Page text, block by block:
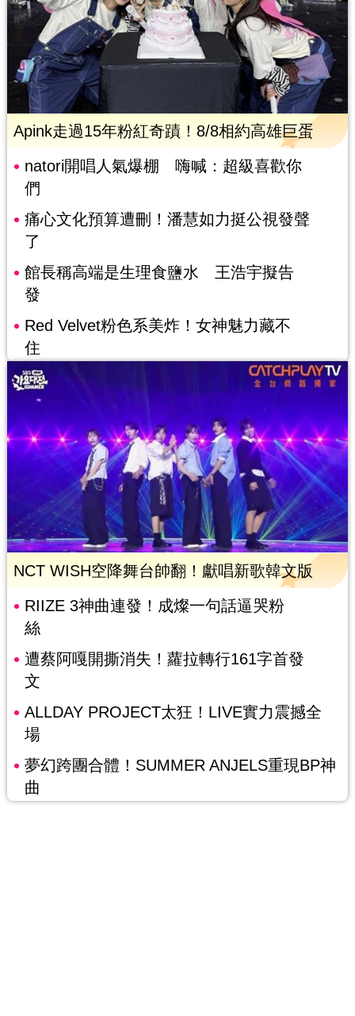
Apink走過15年粉紅奇蹟！8/8相約高雄巨蛋
natori開唱人氣爆棚 嗨喊：超級喜歡你
們
痛心文化預算遭刪！潘慧如力挺公視發聲
了
館長稱高端是生理食鹽水 王浩宇擬告
發
Red Velvet粉色系美炸！女神魅力藏不
住
NCT WISH空降舞台帥翻！獻唱新歌韓文版
RIIZE 3神曲連發！成燦一句話逼哭粉
絲
遭蔡阿嘎開撕消失！蘿拉轉行161字首發
文
ALLDAY PROJECT太狂！LIVE實力震撼全
場
夢幻跨團合體！SUMMER ANJELS重現BP神
曲